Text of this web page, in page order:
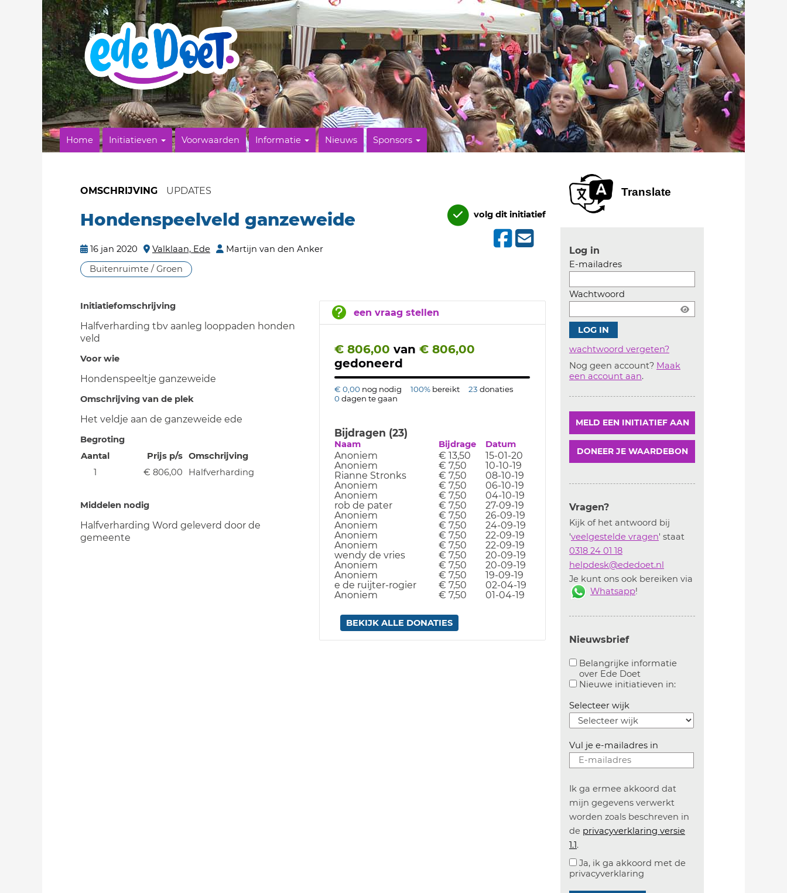
Home Initiatieven Voorwaarden Informatie Nieuws Sponsors
OMSCHRIJVING UPDATES
Hondenspeelveld ganzeweide
16 jan 2020 Valklaan, Ede
Martijn van den Anker
Buitenruimte / Groen
volg dit initiatief
een vraag stellen
€ 806,00 van € 806,00
gedoneerd
€ 0,00 nog nodig 100% bereikt 23 donaties
0dagen te gaan
Bijdragen (23)
Naam Bijdrage Datum
Anoniem € 13,50
15-01-20
Anoniem
€ 7,50
10-10-19
Rianne Stronks
€ 7,50
08-10-19
Anoniem
€ 7,50
06-10-19
Anoniem
€ 7,50
04-10-19
rob de pater
€ 7,50
27-09-19
Anoniem
€ 7,50
26-09-19
Anoniem
€ 7,50
24-09-19
Anoniem
€ 7,50
22-09-19
Anoniem
€ 7,50
22-09-19
wendy de vries
€ 7,50
20-09-19
Anoniem
€ 7,50
20-09-19
Anoniem
€ 7,50
19-09-19
e de ruijter-rogier
€ 7,50
02-04-19
Anoniem
€ 7,50 01-04-19
BEKIJK ALLE DONATIES
Initiatiefomschrijving
Halfverharding tbv aanleg looppaden honden
veld
Voor wie
Hondenspeeltje ganzeweide
Omschrijving van de plek
Het veldje aan de ganzeweide ede
Begroting
Aantal
Prijs p/s Omschrijving
1
€ 806,00 Halfverharding
Middelen nodig
Halfverharding Word geleverd door de
gemeente
Translate
Log in
E-mailadres
Wachtwoord
wachtwoord vergeten?
Nog geen account? Maak
een account aan.
MELD EEN INITIATIEF AAN
DONEER JE WAARDEBON
Vragen?
Kijk of het antwoord bij
'veelgestelde vragen' staat
0318 24 01 18
helpdesk@ededoet.nl
Je kunt ons ook bereiken via
Whatsapp!
Nieuwsbrief
Belangrijke informatie
over Ede Doet
Aanvinken om belangrijke informatie over
Nieuwe initiatieven in:Aanvinken om
Selecteer wijk
Vul je e-mailadres in
Ik ga ermee akkoord dat
mijn gegevens verwerkt
worden zoals beschreven in
de privacyverklaring versie
1.1.
Ja, ik ga akkoord met de
privacyverklaring